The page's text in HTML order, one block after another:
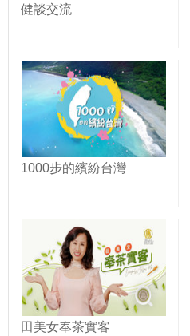
健談交流
1000步的繽紛台灣
田美女奉茶實客